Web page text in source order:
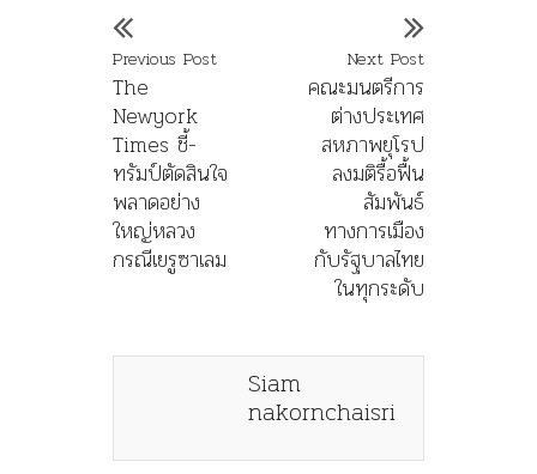
Previous Post
The
Newyork
Times ชี้-
ทรัมป์ตัดสินใจ
พลาดอย่าง
ใหญ่หลวง
กรณีเยรูซาเลม
Next Post
คณะมนตรีการ
ต่างประเทศ
สหภาพยุโรป
ลงมติรื้อฟื้น
สัมพันธ์
ทางการเมือง
กับรัฐบาลไทย
ในทุกระดับ
Siam
nakornchaisri